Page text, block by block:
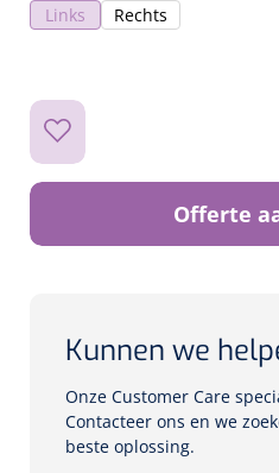
Biometers
Optische biometers
Perimeters
Fundus Cameras
Echo
Spleetlampen
Opties
Links Rechts
Offerte
Kunnen we
Onze Customer Care
Contacteer ons en we
beste oplossing.